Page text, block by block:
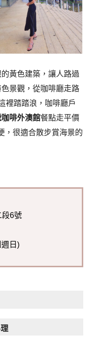
的黃色建築，讓人路過
景觀，從咖啡廳走路
裡踏踏浪，咖啡廳戶
咖啡外澳館餐點走平價
，很適合散步賞海景的
6號
週日)